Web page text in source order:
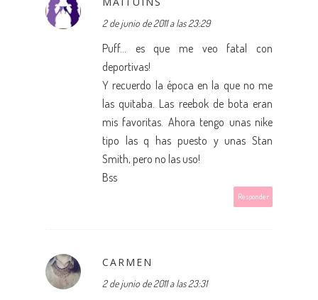
2 de junio de 2011 a las 23:29
Puff... es que me veo fatal con
deportivas!
Y recuerdo la época en la que no me
las quitaba. Las reebok de bota eran
mis favoritas. Ahora tengo unas nike
tipo las q has puesto y unas Stan
Smith, pero no las uso!
Bss
Responder
CARMEN
2 de junio de 2011 a las 23:31